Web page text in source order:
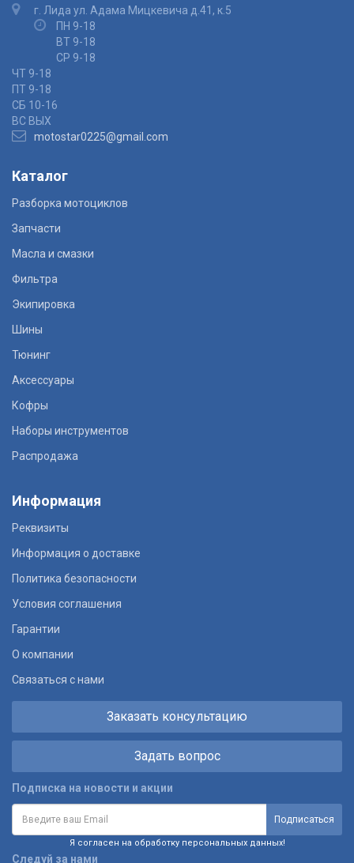
г. Лида ул. Адама Мицкевича д.41, к.5
ПН 9-18
ВТ 9-18
СР 9-18
ЧТ 9-18
ПТ 9-18
СБ 10-16
ВС ВЫХ
motostar0225@gmail.com
Каталог
Разборка мотоциклов
Запчасти
Масла и смазки
Фильтра
Экипировка
Шины
Тюнинг
Аксессуары
Кофры
Наборы инструментов
Распродажа
Информация
Реквизиты
Информация о доставке
Политика безопасности
Условия соглашения
Гарантии
О компании
Связаться с нами
Заказать консультацию
Задать вопрос
Подписка на новости и акции
Я согласен на обработку персональных данных!
Следуй за нами